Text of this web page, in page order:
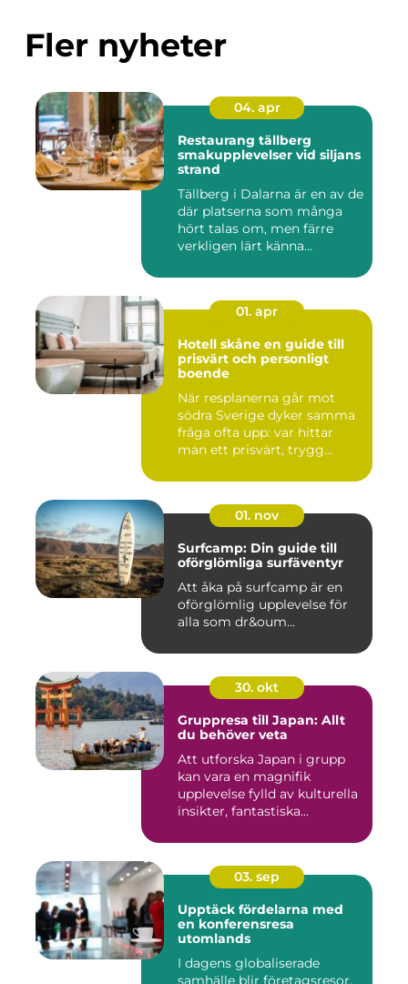
Fler nyheter
04. apr
Restaurang tällberg
smakupplevelser vid siljans
strand
Tällberg i Dalarna är en av de
där platserna som många
hört talas om, men färre
verkligen lärt känna...
01. apr
Hotell skåne en guide till
prisvärt och personligt
boende
När resplanerna går mot
södra Sverige dyker samma
fråga ofta upp: var hittar
man ett prisvärt, trygg...
01. nov
Surfcamp: Din guide till
oförglömliga surfäventyr
Att åka på surfcamp är en
oförglömlig upplevelse för
alla som dr&oum...
30. okt
Gruppresa till Japan: Allt
du behöver veta
Att utforska Japan i grupp
kan vara en magnifik
upplevelse fylld av kulturella
insikter, fantastiska...
03. sep
Upptäck fördelarna med
en konferensresa
utomlands
I dagens globaliserade
samhälle blir företagsresor,